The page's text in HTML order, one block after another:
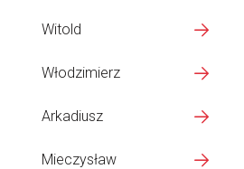
Witold
Włodzimierz
Arkadiusz
Mieczysław